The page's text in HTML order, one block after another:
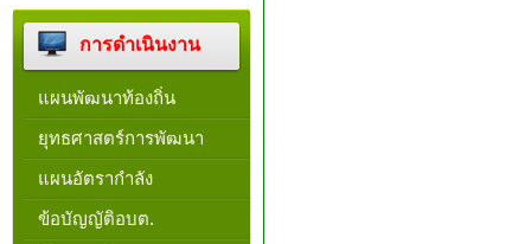
การดำเนินงาน
แผนพัฒนาท้องถิ่น
ยุทธศาสตร์การพัฒนา
แผนอัตรากำลัง
ข้อบัญญัติอบต.